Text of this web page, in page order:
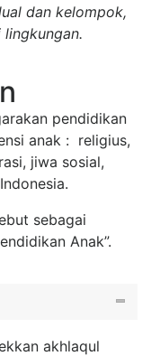
dan kelompok,
pendidikan
anak : religius,
jiwa sosial,
sebagai
Anak”.
akhlaqul